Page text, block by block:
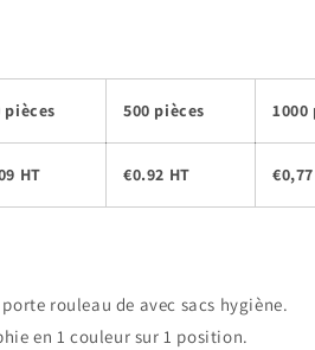
pièces 500 pièces 1000
HT €0.92 HT
rouleau de avec sacs hygiène.
en 1 couleur sur 1 position.